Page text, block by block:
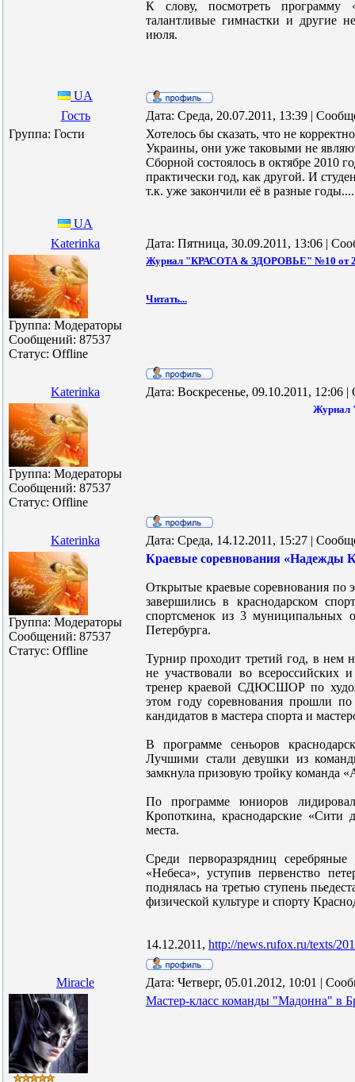
К слову, посмотреть программу
талантливые гимнастки и другие
июля.
UA
Гость
Дата: Среда, 20.07.2011, 13:39 |
Группа: Гости
Хотелось бы сказать, что не
Украины, они уже таковыми не
Сборной состоялось в октябре 2010
практически год, как другой. И
т.к. уже закончили её в разные
UA
Katerinka
Дата: Пятница, 30.09.2011, 13:06 |
Группа: Модераторы
Сообщений: 87537
Статус: Offline
Журнал "КРАСОТА & ЗДОРОВЬЕ" №10 от
Читать...
Katerinka Дата: Воскресенье, 09.10.2011, 12:06
Группа: Модераторы
Сообщений: 87537
Статус: Offline
Журнал
Katerinka Дата: Среда, 14.12.2011, 15:27 |
Группа: Модераторы
Сообщений: 87537
Статус: Offline
Краевые соревнования «Надежды
Открытые краевые соревнования по
завершились в краснодарском
спортсменок из 3 муниципальных
Петербурга.
Турнир проходит третий год, в нем
не участвовали во всероссийских
тренер краевой СДЮСШОР по
этом году соревнования прошли по
кандидатов в мастера спорта и
В программе сеньоров
Лучшими стали девушки из
замкнула призовую тройку команда
По программе юниоров
Кропоткина, краснодарские «Сити
места.
Среди перворазрядниц
«Небеса», уступив первенство
поднялась на третью ступень
физической культуре и спорту
14.12.2011, http://news.rufox.ru/texts/
Miracle Дата: Четверг, 05.01.2012, 10:01 |
Мастер-класс команды "Мадонна" в